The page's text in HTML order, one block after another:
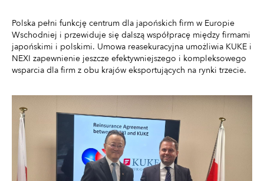
Polska pełni funkcję centrum dla japońskich firm w Europie
Wschodniej i przewiduje się dalszą współpracę między firmami
japońskimi i polskimi. Umowa reasekuracyjna umożliwia KUKE i
NEXI zapewnienie jeszcze efektywniejszego i kompleksowego
wsparcia dla firm z obu krajów eksportujących na rynki trzecie.